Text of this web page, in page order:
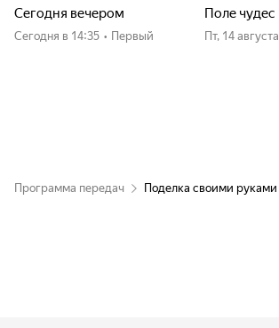
Сегодня вечером
Сегодня в 14:35 • Первый
Поле чудес
пт, 14 августа
Программа передач Поделка своими руками